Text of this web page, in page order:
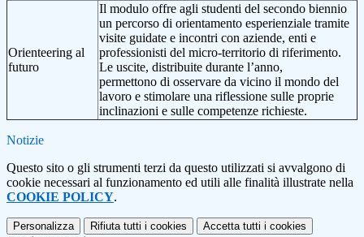
Orienteering al
futuro
Il modulo offre agli studenti del secondo biennio
un percorso di orientamento esperienziale tramite
visite guidate e incontri con aziende, enti e
professionisti del micro-territorio di riferimento.
Le uscite, distribuite durante l’anno,
permettono di osservare da vicino il mondo del
lavoro e stimolare una riflessione sulle proprie
inclinazioni e sulle competenze richieste.
Notizie
Questo sito o gli strumenti terzi da questo utilizzati si avvalgono di
cookie necessari al funzionamento ed utili alle finalità illustrate nella
COOKIE POLICY.
Personalizza Rifiuta tutti i cookies Accetta tutti i cookies